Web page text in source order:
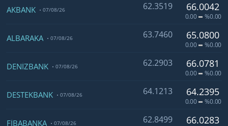
AKBANK 07/08/26 62.3519 66.0042
0.00 %0.00
ALBARAKA 07/08/26 63.7460 65.0800
0.00 %0.00
DENİZBANK 07/08/26 62.2903 66.0781
0.00 %0.00
DESTEKBANK 07/08/26 64.1213 64.2395
0.00 %0.00
FİBABANKA 07/08/26 62.8499 66.0283